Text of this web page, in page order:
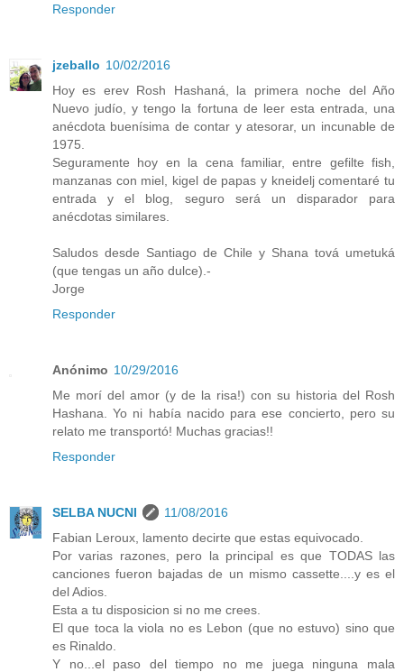
Responder
jzeballo 10/02/2016
Hoy es erev Rosh Hashaná, la primera noche del Año
Nuevo judío, y tengo la fortuna de leer esta entrada, una
anécdota buenísima de contar y atesorar, un incunable de
1975.
Seguramente hoy en la cena familiar, entre gefilte fish,
manzanas con miel, kigel de papas y kneidelj comentaré tu
entrada y el blog, seguro será un disparador para
anécdotas similares.
Saludos desde Santiago de Chile y Shana tová umetuká
(que tengas un año dulce).-
Jorge
Responder
Anónimo 10/29/2016
Me morí del amor (y de la risa!) con su historia del Rosh
Hashana. Yo ni había nacido para ese concierto, pero su
relato me transportó! Muchas gracias!!
Responder
SELBA NUCNI
11/08/2016
Fabian Leroux, lamento decirte que estas equivocado.
Por varias razones, pero la principal es que TODAS las
canciones fueron bajadas de un mismo cassette....y es el
del Adios.
Esta a tu disposicion si no me crees.
El que toca la viola no es Lebon (que no estuvo) sino que
es Rinaldo.
Y no...el paso del tiempo no me juega ninguna mala